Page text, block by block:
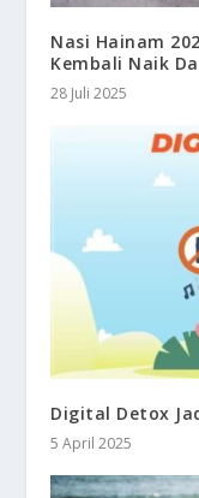
Nasi Hainam
Kembali Naik
28 Juli 2025
Digital Detox
5 April 2025